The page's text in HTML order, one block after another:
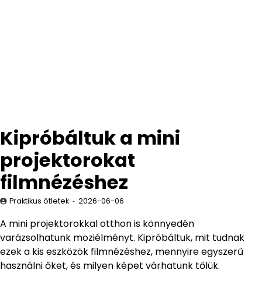
Kipróbáltuk a mini
projektorokat
filmnézéshez
Praktikus ötletek 2026-06-06
A mini projektorokkal otthon is könnyedén
varázsolhatunk moziélményt. Kipróbáltuk, mit tudnak
ezek a kis eszközök filmnézéshez, mennyire egyszerű
használni őket, és milyen képet várhatunk tőlük.